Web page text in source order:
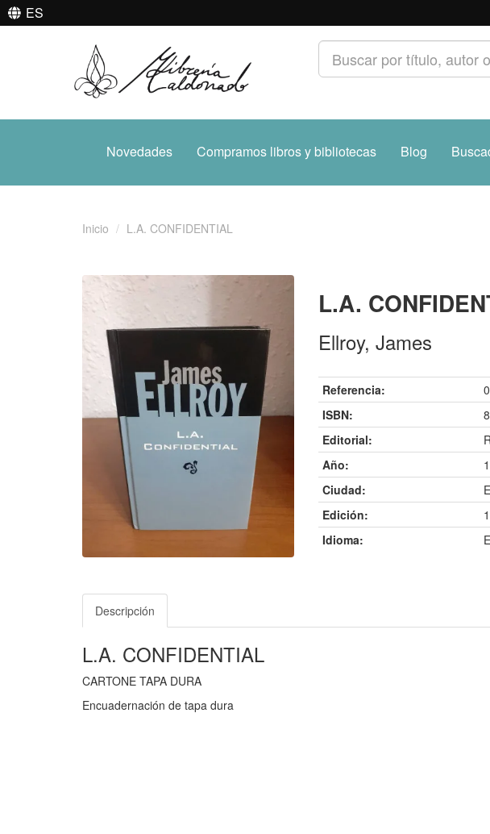
ES
Novedades Compramos libros y bibliotecas Blog
Inicio L.A. CONFIDENTIAL
L.A.
Ellroy, James
Referencia:
ISBN:
Editorial:
Año:
Ciudad:
Edición:
Idioma:
Descripción
L.A. CONFIDENTIAL
CARTONE TAPA DURA
Encuadernación de tapa dura